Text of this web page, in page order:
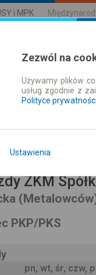
i MPK
ZKM
PKP/PKS
pn, wt, śr, czw,
Zezwól na
Używamy plików
usług zgodnie z
Polityce prywatności
Ustawienia